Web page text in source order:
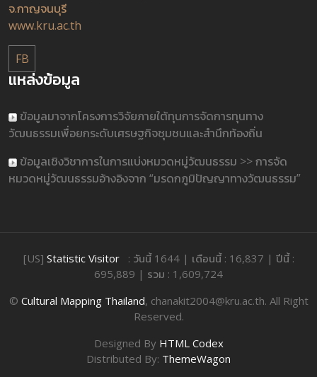
จ.กาญจนบุรี
www.kru.ac.th
FB
แหล่งข้อมูล
ข้อมูลมาจากโครงการวิจัยภายใต้ทุนการจัดการทุนทาง
วัฒนธรรมเพื่อยกระดับเศรษฐกิจชุมชนและสำนึกท้องถิ่น
ข้อมูลเชิงวิชาการในการแบ่งหมวดหมู่วัฒนธรรม >> การจัด
หมวดหมู่วัฒนธรรมอ้างอิงจาก “มรดกภูมิปัญญาทางวัฒนธรรม”
[US] Statistic Visitor: วันนี้ 1644 | เดือนนี้ : 16,837 | ปีนี้ :
695,889 | รวม : 1,609,724
© Cultural Mapping Thailand, chanakit2004@kru.ac.th. All Right
Reserved.
Designed By HTML Codex
Distributed By: ThemeWagon